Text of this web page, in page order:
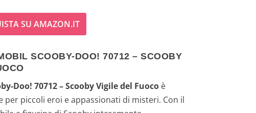
l
p
r
e
z
l
p
r
z
SU AMAZON.IT
SCOOBY-DOO! 70712 – SCOOBY
Doo! 70712 – Scooby Vigile del Fuocoè
per piccoli eroi e appassionati di misteri. Con il